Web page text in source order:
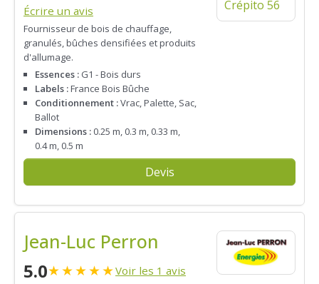
Écrire un avis
Fournisseur de bois de chauffage,
granulés, bûches densifiées et produits
d'allumage.
Essences : G1 - Bois durs
Labels :France Bois Bûche
Conditionnement :Vrac, Palette, Sac,
Ballot
Dimensions : 0.25 m, 0.3 m, 0.33 m,
0.4 m, 0.5 m
Devis
Jean-Luc Perron
5.0★★★★★Voir les 1 avis